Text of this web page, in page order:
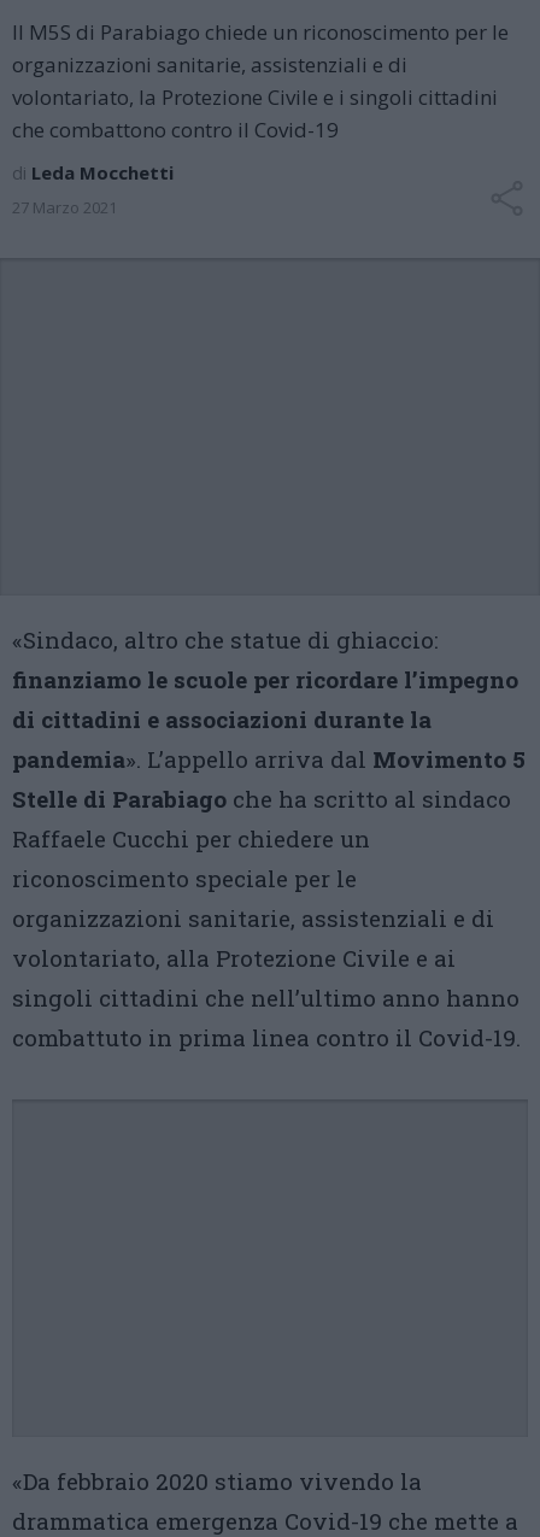
Il M5S di Parabiago chiede un riconoscimento per le
organizzazioni sanitarie, assistenziali e di
volontariato, la Protezione Civile e i singoli cittadini
che combattono contro il Covid-19
di Leda Mocchetti
27 Marzo 2021
«Sindaco, altro che statue di ghiaccio:
finanziamo le scuole per ricordare l’impegno
di cittadini e associazioni durante la
pandemia». L’appello arriva dal Movimento 5
Stelle di Parabiago che ha scritto al sindaco
Raffaele Cucchi per chiedere un
riconoscimento speciale per le
organizzazioni sanitarie, assistenziali e di
volontariato, alla Protezione Civile e ai
singoli cittadini che nell’ultimo anno hanno
combattuto in prima linea contro il Covid-19.
«Da febbraio 2020 stiamo vivendo la
drammatica emergenza Covid-19 che mette a